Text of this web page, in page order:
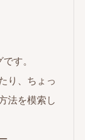
す。
り、ちょっ
法を模索し